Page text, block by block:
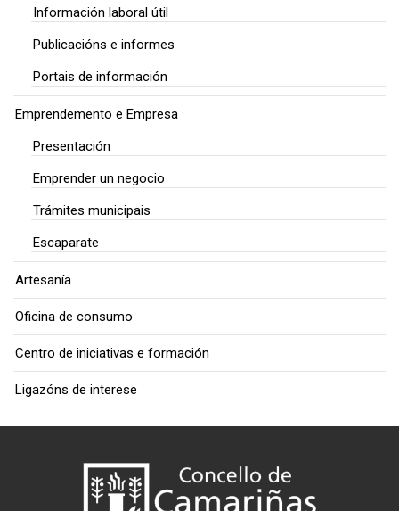
Información laboral útil
Publicacións e informes
Portais de información
Emprendemento e Empresa
Presentación
Emprender un negocio
Trámites municipais
Escaparate
Artesanía
Oficina de consumo
Centro de iniciativas e formación
Ligazóns de interese